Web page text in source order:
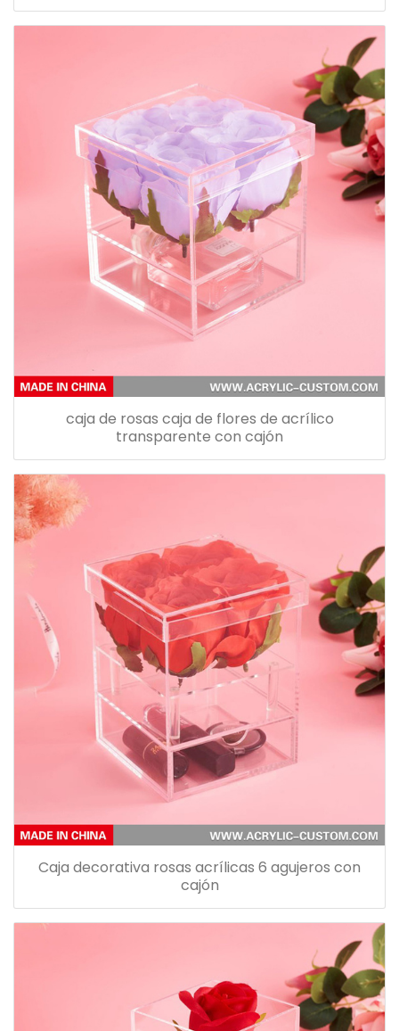
caja de rosas caja de flores de acrílico
transparente con cajón
Caja decorativa rosas acrílicas 6 agujeros con
cajón